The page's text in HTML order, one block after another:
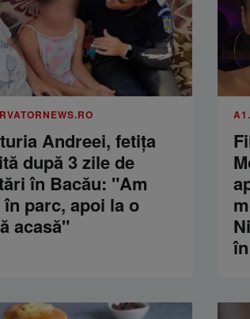
Andreei, fetiţa
după 3 zile de
în Bacău: "Am
parc, apoi la o
acasă"